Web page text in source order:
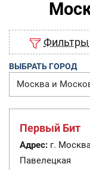
Фильтры
ВЫБРАТЬ ГОРОД
Первый Бит
Адрес: г.
Павелецкая